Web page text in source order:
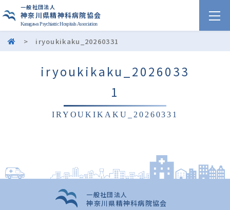
一般社団法人
神奈川県精神科病院協会
Kanagawa Psychiatric Hospitals Association
> iryoukikaku_20260331
iryoukikaku_2026033
1
IRYOUKIKAKU_20260331
一般社団法人
神奈川県精神科病院協会